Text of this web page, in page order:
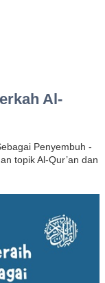
Al-
Penyembuh -
topik Al-Qur’an dan